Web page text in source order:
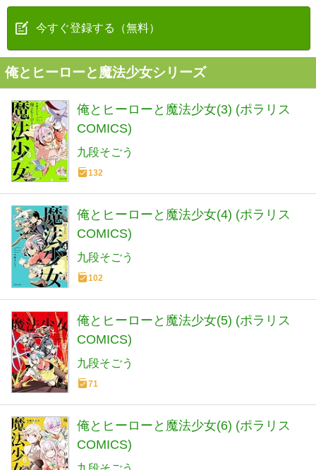
今すぐ登録する（無料）
俺とヒーローと魔法少女シリーズ
俺とヒーローと魔法少女(3) (ポラリス
COMICS)
九段そごう
132
俺とヒーローと魔法少女(4) (ポラリス
COMICS)
九段そごう
102
俺とヒーローと魔法少女(5) (ポラリス
COMICS)
九段そごう
71
俺とヒーローと魔法少女(6) (ポラリス
COMICS)